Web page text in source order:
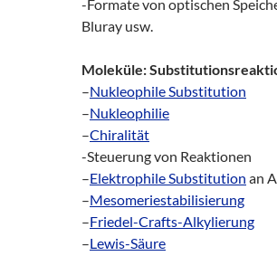
-Formate von optischen
Bluray usw.
Moleküle:
–Nukleophile Substitution
–Nukleophilie
–Chiralität
-Steuerung von Reaktionen
–Elektrophile Substitution an
–Mesomeriestabilisierung
–Friedel-Crafts-Alkylierung
–Lewis-Säure